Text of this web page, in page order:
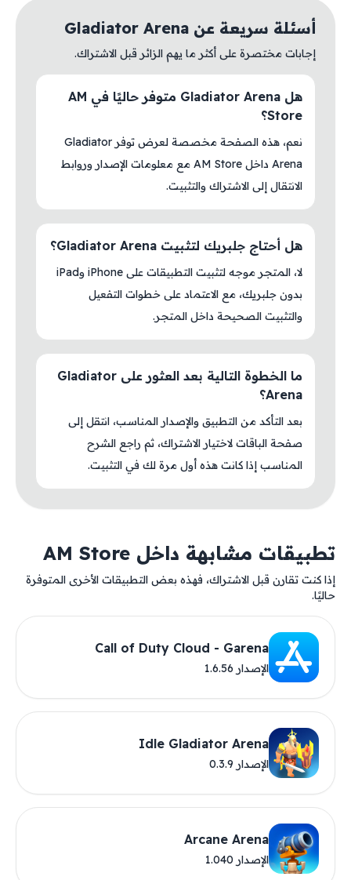
أسئلة سريعة عن Gladiator Arena
إجابات مختصرة على أكثر ما يهم الزائر قبل الاشتراك.
هل Gladiator Arena متوفر حاليًا في AM
Store؟
نعم، هذه الصفحة مخصصة لعرض توفر Gladiator
Arena داخل AM Store مع معلومات الإصدار وروابط
الانتقال إلى الاشتراك والتثبيت.
هل أحتاج جلبريك لتثبيت Gladiator Arena؟
لا، المتجر موجه لتثبيت التطبيقات على iPhone وiPad
بدون جلبريك، مع الاعتماد على خطوات التفعيل
والتثبيت الصحيحة داخل المتجر.
ما الخطوة التالية بعد العثور على Gladiator
Arena؟
بعد التأكد من التطبيق والإصدار المناسب، انتقل إلى
صفحة الباقات لاختيار الاشتراك، ثم راجع الشرح
المناسب إذا كانت هذه أول مرة لك في التثبيت.
تطبيقات مشابهة داخل AM Store
إذا كنت تقارن قبل الاشتراك، فهذه بعض التطبيقات الأخرى المتوفرة
حاليًا.
Call of Duty Cloud - Garena
الإصدار 1.6.56
Idle Gladiator Arena
الإصدار 0.3.9
Arcane Arena
الإصدار 1.040